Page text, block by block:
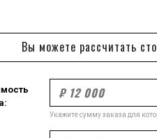
Вы можете рассчитать
Укажите сумму заказа для